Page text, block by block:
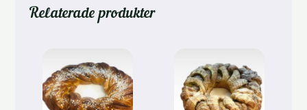
Relaterade produkter